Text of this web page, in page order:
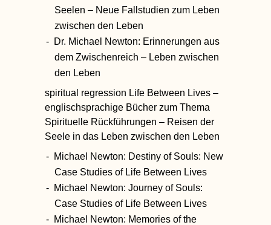
Seelen – Neue Fallstudien zum Leben
zwischen den Leben
Dr. Michael Newton: Erinnerungen aus
dem Zwischenreich – Leben zwischen
den Leben
spiritual regression Life Between Lives –
englischsprachige Bücher zum Thema
Spirituelle Rückführungen – Reisen der
Seele in das Leben zwischen den Leben
Michael Newton: Destiny of Souls: New
Case Studies of Life Between Lives
Michael Newton: Journey of Souls:
Case Studies of Life Between Lives
Michael Newton: Memories of the